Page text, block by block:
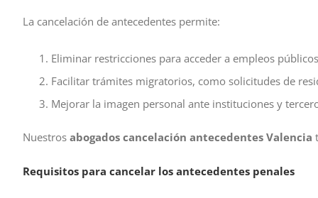
La cancelación de antecedentes permite:
Eliminar restricciones para acceder a empleos
Facilitar trámites migratorios, como solicitudes de
Mejorar la imagen personal ante instituciones y
Nuestros abogados cancelación antecedentes Valencia
Requisitos para cancelar los antecedentes penales